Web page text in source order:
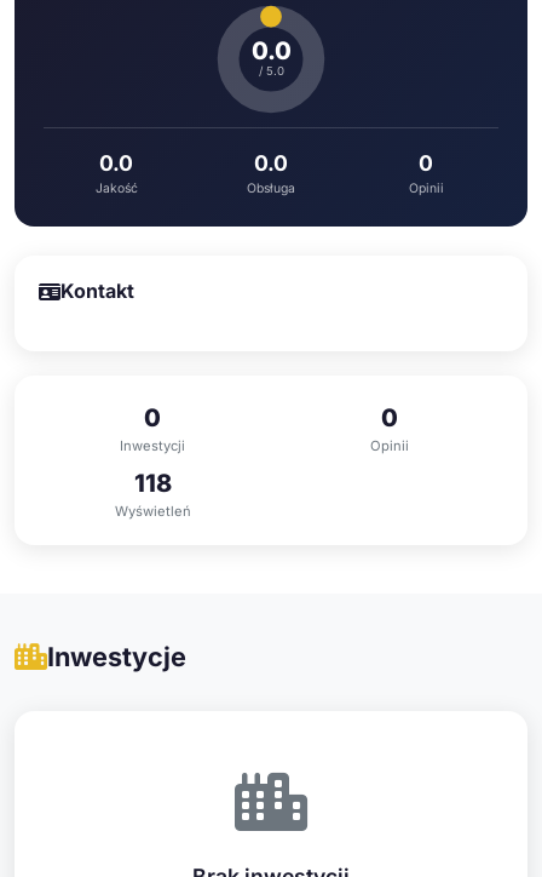
0.0
/ 5.0
0.0
Jakość
0.0
Obsługa
0
Opinii
Kontakt
0
Inwestycji
0
Opinii
118
Wyświetleń
Inwestycje